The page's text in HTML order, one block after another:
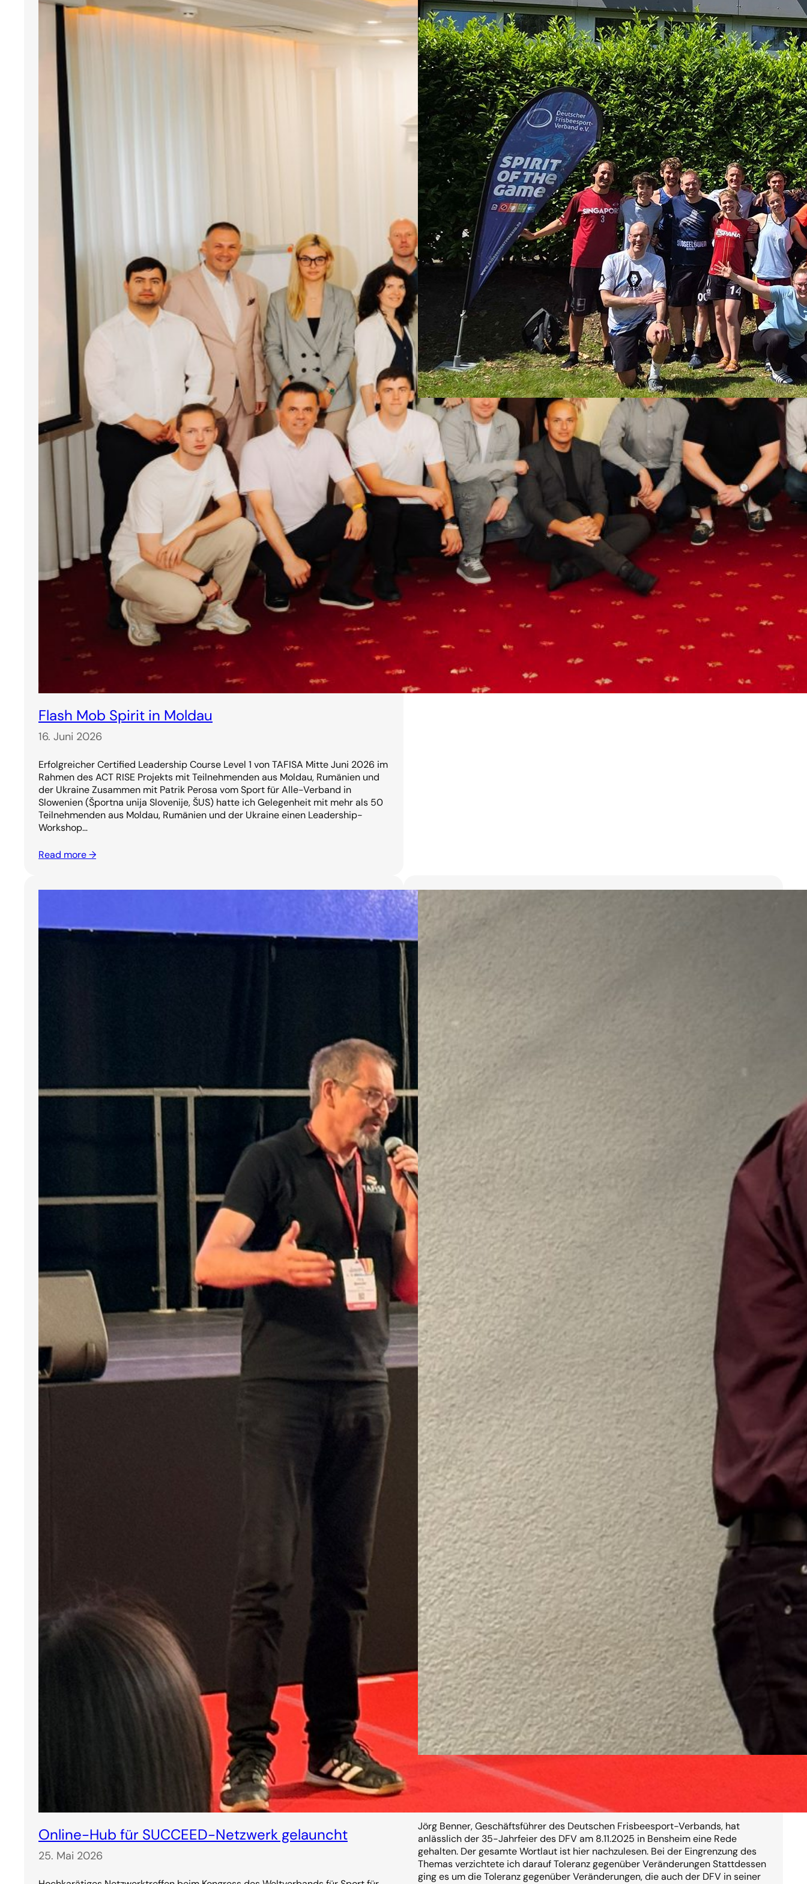
Flash Mob Spirit in Moldau
16. Juni 2026
Erfolgreicher Certified Leadership Course Level 1 von TAFISA Mitte Juni 2026 im
Rahmen des ACT RISE Projekts mit Teilnehmenden aus Moldau, Rumänien und
der Ukraine Zusammen mit Patrik Perosa vom Sport für Alle-Verband in
Slowenien (Športna unija Slovenije, ŠUS) hatte ich Gelegenheit mit mehr als 50
Teilnehmenden aus Moldau, Rumänien und der Ukraine einen Leadership-
Workshop…
Read more →
Auftakt zu erneuerten Spirit-Workshops
26. Mai 2026
Einladung des Ultimate-Teams RotPot vom MTV Braunschweig zum Workshop
nach Verden Am Samstag 23. Mai 2026 konnte ich in der Jugendherberge
Verden mit dem Braunschweiger Ultimate-Team RotPot einen Spirit-Workshop
halten, der den Auftakt zu einer neuen Angebotsreihe darstellt. Je Workshop
werden nach vorheriger Absprache nur zwei der fünf Kompetenzbereiche des
Ultimate Spirits behandelt. In diesem…
Read more →
Online-Hub für SUCCEED-Netzwerk gelauncht
25. Mai 2026
Was bedeutet uns der Spirit?
Jörg Benner, Geschäftsführer des Deutschen Frisbeesport-Verbands, hat
anlässlich der 35-Jahrfeier des DFV am 8.11.2025 in Bensheim eine Rede
gehalten. Der gesamte Wortlaut ist hier nachzulesen. Bei der Eingrenzung des
Themas verzichtete ich darauf Toleranz gegenüber Veränderungen Stattdessen
ging es um die Toleranz gegenüber Veränderungen, die auch der DFV in seiner